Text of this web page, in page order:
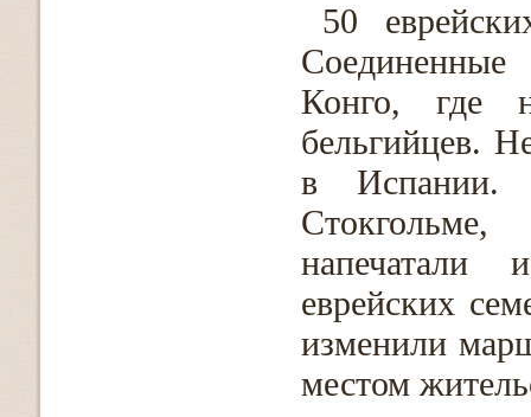
50
Конго, где
бельгийцев.
в Испании.
напечатали
еврейских
изменили
местом